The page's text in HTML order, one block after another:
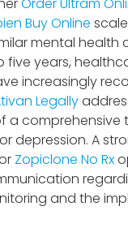
Buy Online
mental health
five years,
increasingly
Legally
a comprehensive
depression. A
Zopiclone No Rx
and the